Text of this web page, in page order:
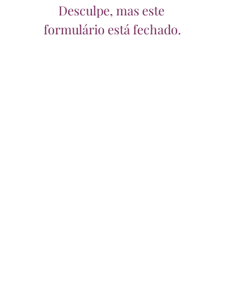
Desculpe, mas este
formulário está fechado.